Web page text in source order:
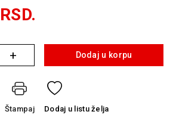
RSD.
+ Dodaj u korpu
Štampaj Dodaj u listu želja